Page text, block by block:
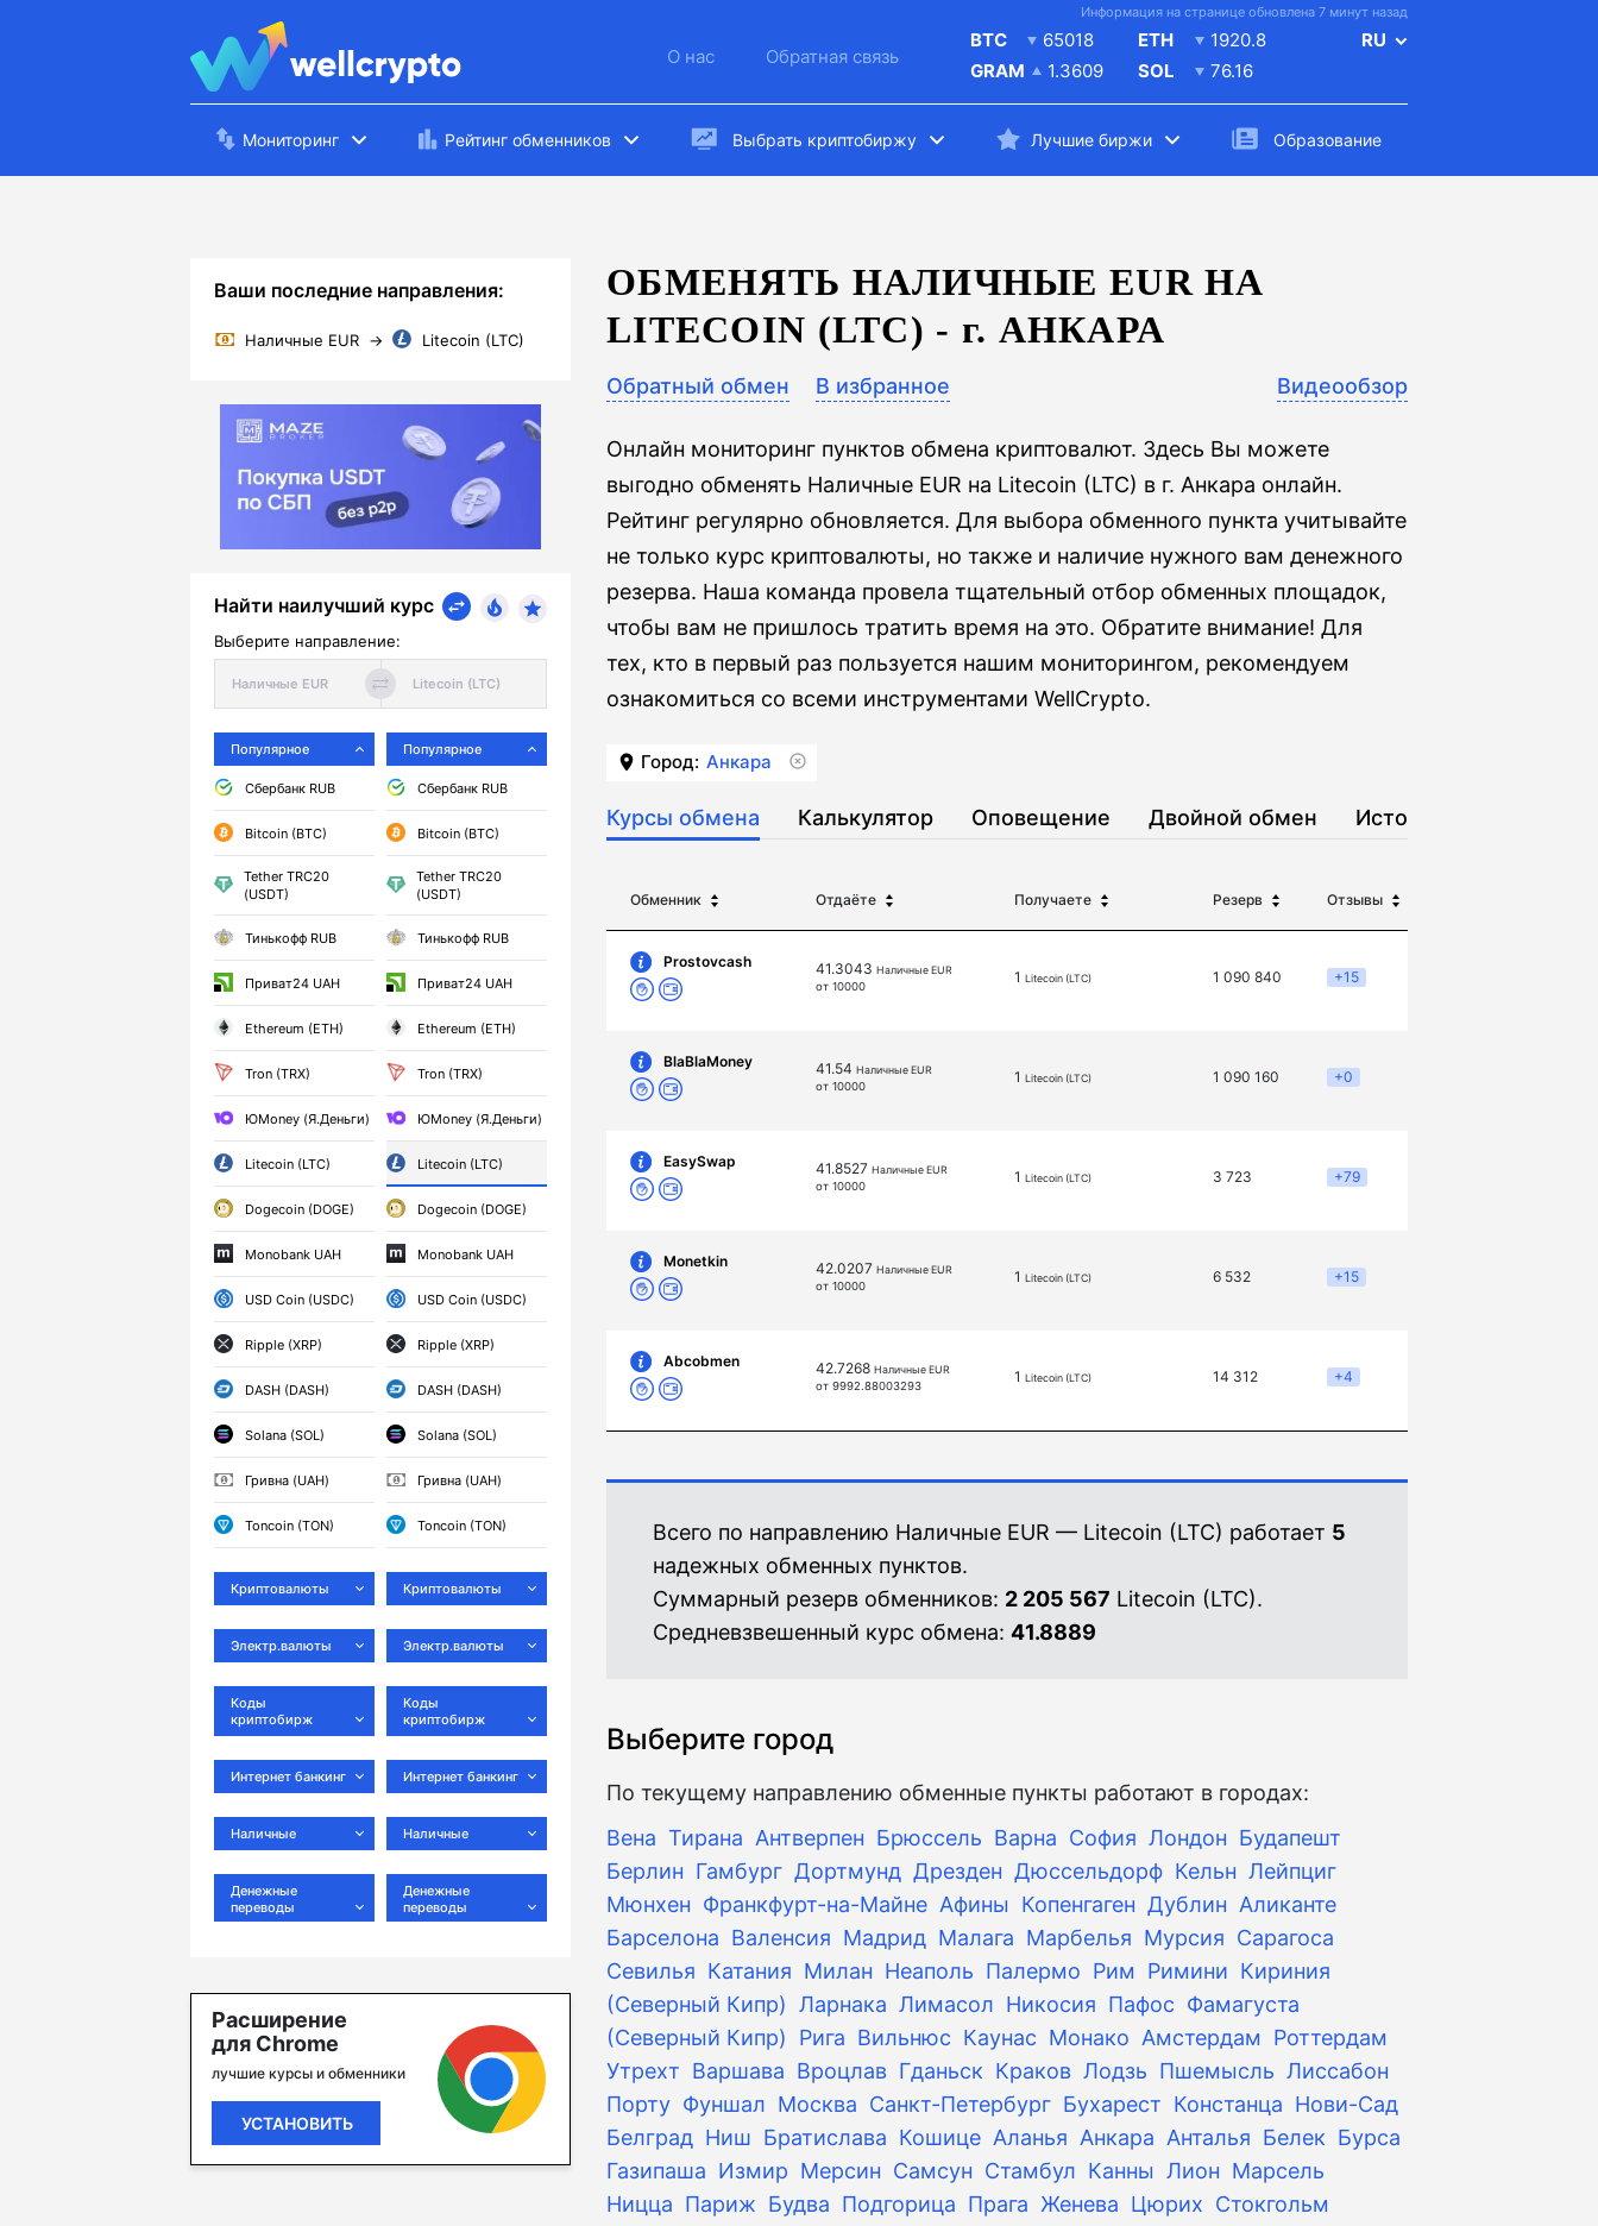
Информация на странице обновлена 7 минут назад
О нас Обратная связь
BTC
65018
GRAM
1.3609
ETH
1920.8
SOL
76.16
RU
Мониторинг Рейтинг обменников Выбрать криптобиржу Лучшие биржи Образование
Ваши последние направления:
Наличные EUR → Litecoin (LTC)
Найти наилучший курс
Выберите направление:
Популярное
Сбербанк RUB
Bitcoin (BTC)
Tether TRC20
(USDT)
Тинькофф RUB
Приват24 UAH
Ethereum (ETH)
Tron (TRX)
ЮMoney (Я.Деньги)
Litecoin (LTC)
Dogecoin (DOGE)
Monobank UAH
USD Coin (USDC)
Ripple (XRP)
DASH (DASH)
Solana (SOL)
Гривна (UAH)
Toncoin (TON)
Криптовалюты
Электр.валюты
Коды
криптобирж
Интернет банкинг
Наличные
Денежные
переводы
Популярное
Сбербанк RUB
Bitcoin (BTC)
Tether TRC20
(USDT)
Тинькофф RUB
Приват24 UAH
Ethereum (ETH)
Tron (TRX)
ЮMoney (Я.Деньги)
Litecoin (LTC)
Dogecoin (DOGE)
Monobank UAH
USD Coin (USDC)
Ripple (XRP)
DASH (DASH)
Solana (SOL)
Гривна (UAH)
Toncoin (TON)
Криптовалюты
Электр.валюты
Коды
криптобирж
Интернет банкинг
Наличные
Денежные
переводы
Расширение
для Chrome
лучшие курсы и обменники
УСТАНОВИТЬ
ОБМЕНЯТЬ НАЛИЧНЫЕ EUR НА
LITECOIN (LTC) - г. АНКАРА
Обратный обмен В избранное Видеообзор
Онлайн мониторинг пунктов обмена криптовалют. Здесь Вы можете
выгодно обменять Наличные EUR на Litecoin (LTC) в г. Анкара онлайн.
Рейтинг регулярно обновляется. Для выбора обменного пункта учитывайте
не только курс криптовалюты, но также и наличие нужного вам денежного
резерва. Наша команда провела тщательный отбор обменных площадок,
чтобы вам не пришлось тратить время на это. Обратите внимание! Для
тех, кто в первый раз пользуется нашим мониторингом, рекомендуем
ознакомиться со всеми инструментами WellCrypto.
Город: Анкара
Курсы обмена Калькулятор Оповещение Двойной обмен История
Обменник Отдаёте Получаете Резерв Отзывы
Prostovcash 41.3043 Наличные EUR
от 10000
1 Litecoin (LTC) 1 090 840 +15
BlaBlaMoney 41.54 Наличные EUR
от 10000
1 Litecoin (LTC) 1 090 160 +0
EasySwap 41.8527 Наличные EUR
от 10000
1 Litecoin (LTC) 3 723 +79
Monetkin 42.0207 Наличные EUR
от 10000
1 Litecoin (LTC) 6 532 +15
Abcobmen 42.7268 Наличные EUR
от 9992.88003293
1 Litecoin (LTC) 14 312 +4
Всего по направлению Наличные EUR — Litecoin (LTC) работает 5
надежных обменных пунктов.
Суммарный резерв обменников: 2 205 567 Litecoin (LTC).
Средневзвешенный курс обмена: 41.8889
Выберите город
По текущему направлению обменные пункты работают в городах:
Вена Тирана Антверпен Брюссель Варна София Лондон Будапешт
Берлин Гамбург Дортмунд Дрезден Дюссельдорф Кельн Лейпциг
Мюнхен Франкфурт-на-Майне Афины Копенгаген Дублин Аликанте
Барселона Валенсия Мадрид Малага Марбелья Мурсия Сарагоса
Севилья Катания Милан Неаполь Палермо Рим Римини Кириния
(Северный Кипр) Ларнака Лимасол Никосия Пафос Фамагуста
(Северный Кипр)
Рига Вильнюс Каунас Монако Амстердам
Роттердам
Утрехт Варшава Вроцлав Гданьск Краков Лодзь Пшемысль Лиссабон
Порту Фуншал Москва Санкт-Петербург Бухарест Констанца Нови-Сад
Белград Ниш Братислава Кошице Аланья Анкара Анталья Белек Бурса
Газипаша Измир Мерсин Самсун Стамбул Канны Лион Марсель
Ницца Париж Будва Подгорица Прага Женева Цюрих Стокгольм